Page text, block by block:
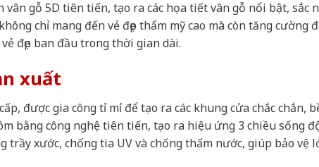
vân gỗ 5D tiên tiến, tạo ra các họa tiết vân gỗ nổi bật, sắc
chỉ mang đến vẻ đẹp thẩm mỹ cao mà còn tăng cường
đẹp ban đầu trong thời gian dài.
xuất
được gia công tỉ mỉ để tạo ra các khung cửa chắc chắn,
bằng công nghệ tiên tiến, tạo ra hiệu ứng 3 chiều sống
trầy xước, chống tia UV và chống thấm nước, giúp bảo vệ